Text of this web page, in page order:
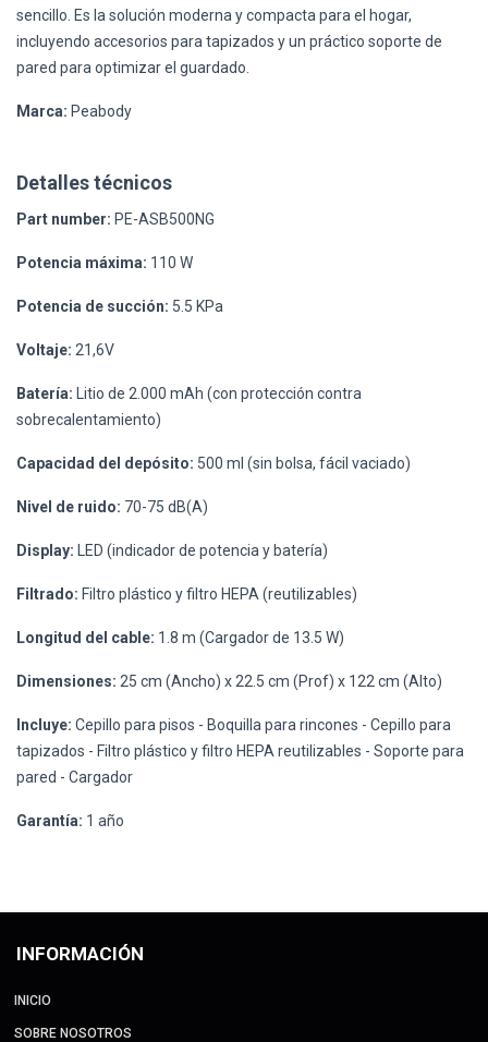
sencillo. Es la solución moderna y compacta para el hogar,
incluyendo accesorios para tapizados y un práctico soporte de
pared para optimizar el guardado.
Marca: Peabody
Detalles técnicos
Part number: PE-ASB500NG
Potencia máxima: 110 W
Potencia de succión: 5.5 KPa
Voltaje: 21,6V
Batería: Litio de 2.000 mAh (con protección contra
sobrecalentamiento)
Capacidad del depósito: 500 ml (sin bolsa, fácil vaciado)
Nivel de ruido: 70-75 dB(A)
Display: LED (indicador de potencia y batería)
Filtrado: Filtro plástico y filtro HEPA (reutilizables)
Longitud del cable: 1.8 m (Cargador de 13.5 W)
Dimensiones: 25 cm (Ancho) x 22.5 cm (Prof) x 122 cm (Alto)
Incluye: Cepillo para pisos - Boquilla para rincones - Cepillo para
tapizados - Filtro plástico y filtro HEPA reutilizables - Soporte para
pared - Cargador
Garantía: 1 año
INFORMACIÓN
INICIO
SOBRE NOSOTROS